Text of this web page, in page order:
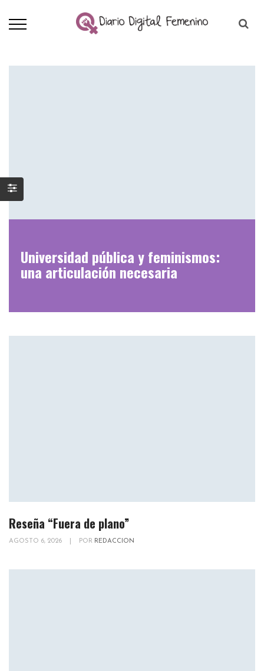
Universidad pública y feminismos:
una articulación necesaria
Reseña “Fuera de plano”
AGOSTO 6, 2026 POR REDACCION